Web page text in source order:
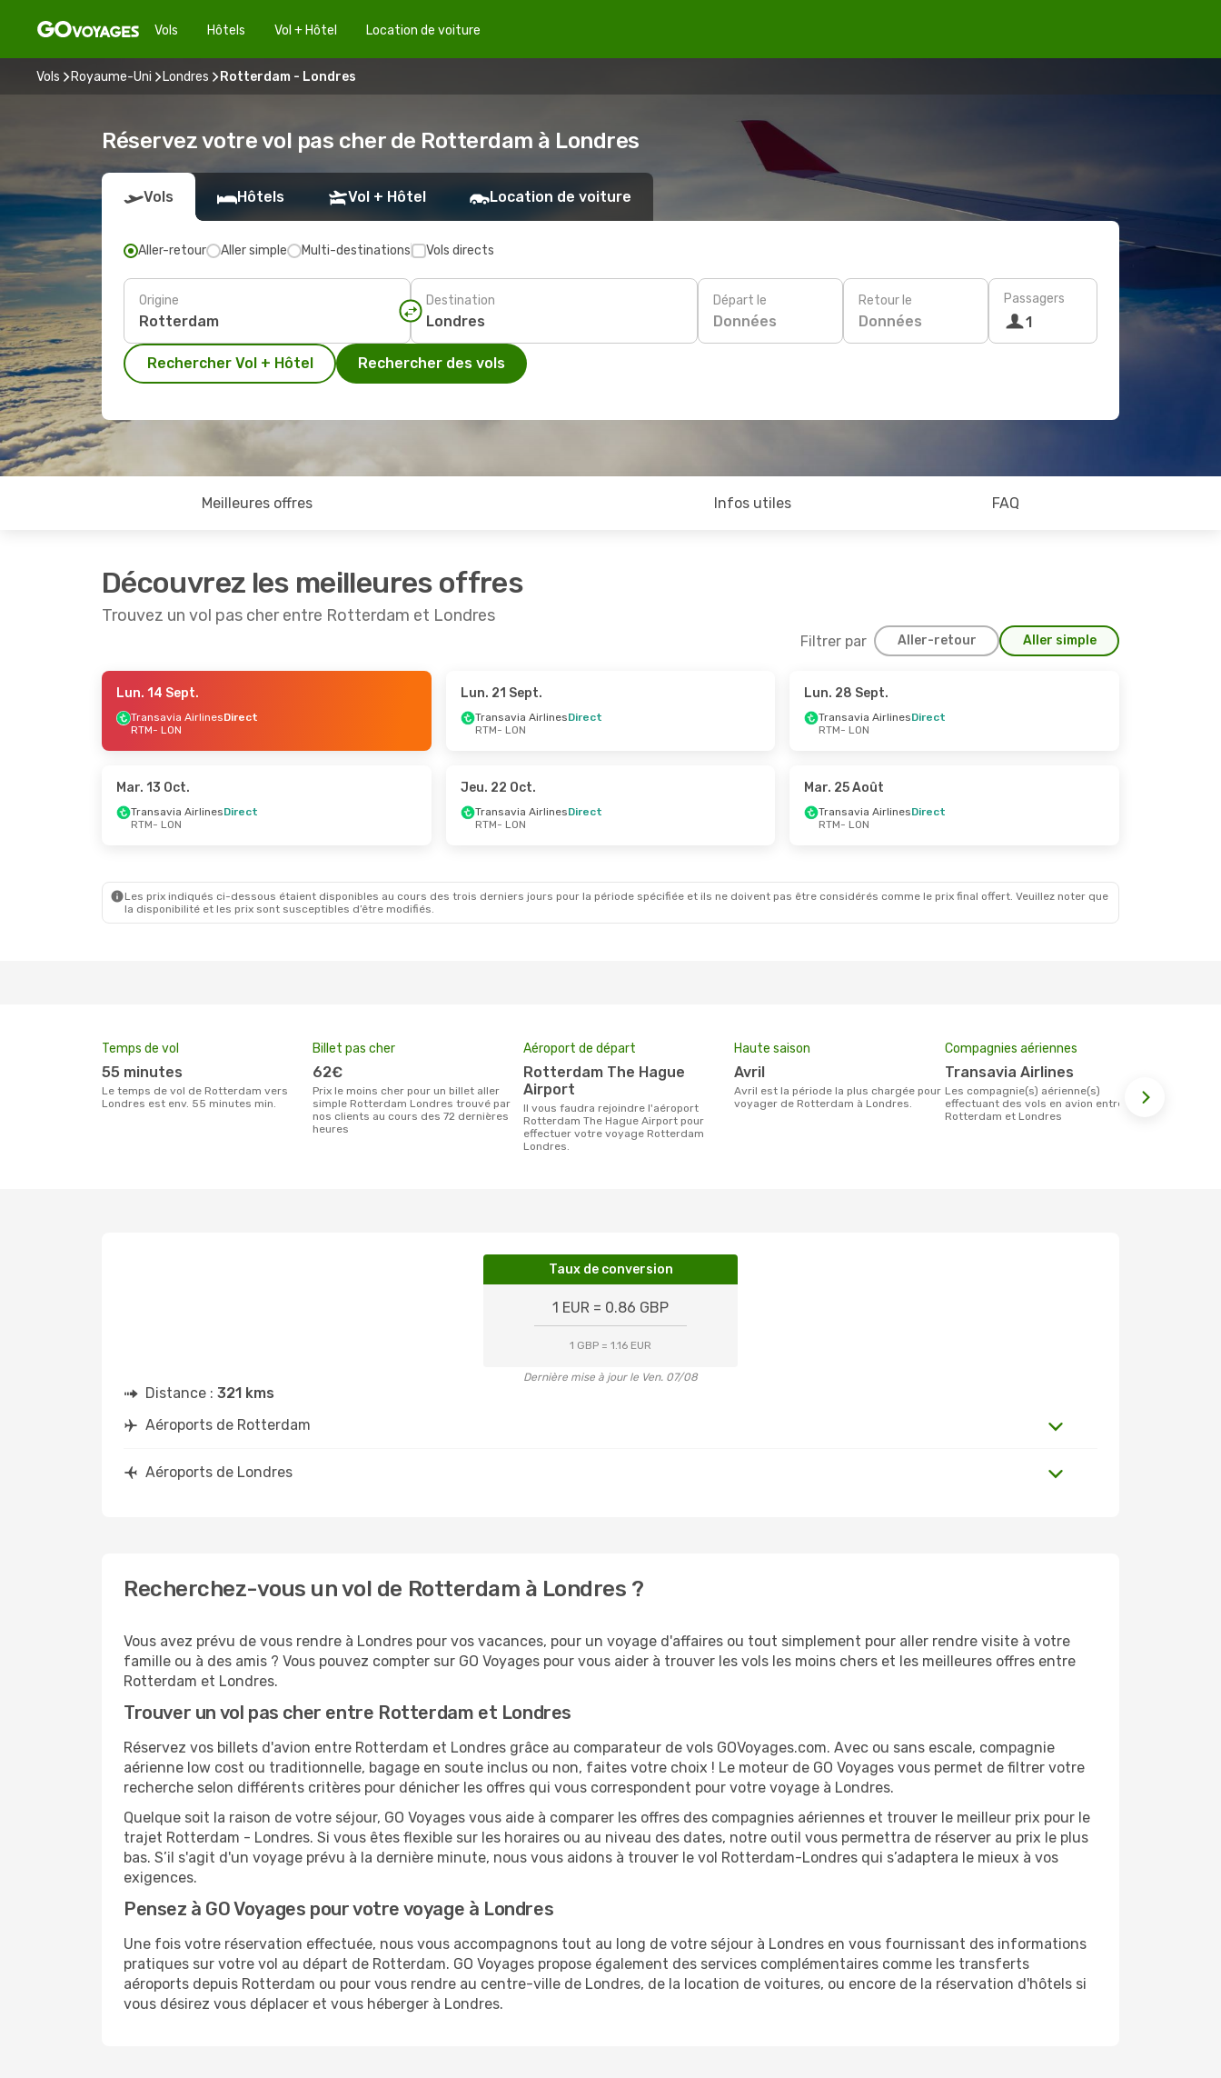
Vols Hôtels Vol + Hôtel Location de voiture
Vols Royaume-Uni Londres Rotterdam - Londres
Réservez votre vol pas cher de Rotterdam à Londres
Vols Hôtels Vol + Hôtel Location de voiture
Aller-retour Aller simple Multi-destinations Vols directs
Origine Destination Départ le
Données
Retour le
Données
Passagers
1
Rechercher Vol + Hôtel Rechercher des vols
Meilleures offres Infos utiles FAQ
Découvrez les meilleures offres
Trouvez un vol pas cher entre Rotterdam et Londres
Filtrer par Aller-retour Aller simple
- Lun. 14 Sept.
Direct
- Mer. 23 Sept.
Direct
- Mer. 30 Sept.
Direct
- Dim. 30 Août - Dim. 1 Nov. - Jeu. 22 Oct.
LON
- RTM
Lun. 14 Sept.
Transavia AirlinesDirect
RTM- LON
Lun. 21 Sept.
Transavia AirlinesDirect
RTM- LON
Lun. 28 Sept.
Transavia AirlinesDirect
RTM- LON
Mar. 13 Oct.
Transavia AirlinesDirect
RTM- LON
Jeu. 22 Oct.
Transavia AirlinesDirect
RTM- LON
Mar. 25 Août
Transavia AirlinesDirect
RTM- LON
Les prix indiqués ci-dessous étaient disponibles au cours des trois derniers jours pour la période spécifiée et ils ne doivent pas être considérés comme le prix final offert. Veuillez noter que
la disponibilité et les prix sont susceptibles d’être modifiés.
Temps de vol
55 minutes
Le temps de vol de Rotterdam vers
Londres est env. 55 minutes min.
Billet pas cher
62€
Prix le moins cher pour un billet aller
simple Rotterdam Londres trouvé par
nos clients au cours des 72 dernières
heures
Aéroport de départ
Rotterdam The Hague
Airport
Il vous faudra rejoindre l'aéroport
Rotterdam The Hague Airport pour
effectuer votre voyage Rotterdam
Londres.
Haute saison
avril
avril est la période la plus chargée pour
voyager de Rotterdam à Londres.
Compagnies aériennes
Transavia Airlines
Les compagnie(s) aérienne(s)
effectuant des vols en avion entre
Rotterdam et Londres
Taux de conversion
1 EUR = 0.86 GBP
1 GBP = 1.16 EUR
Dernière mise à jour le Ven. 07/08
Distance : 321 kms
Aéroports de Rotterdam
Aéroports de Londres
Recherchez-vous un vol de Rotterdam à Londres ?
Vous avez prévu de vous rendre à Londres pour vos vacances, pour un voyage d'affaires ou tout simplement pour aller rendre visite à votre
famille ou à des amis ? Vous pouvez compter sur GO Voyages pour vous aider à trouver les vols les moins chers et les meilleures offres entre
Rotterdam et Londres.
Trouver un vol pas cher entre Rotterdam et Londres
Réservez vos billets d'avion entre Rotterdam et Londres grâce au comparateur de vols GOVoyages.com. Avec ou sans escale, compagnie
aérienne low cost ou traditionnelle, bagage en soute inclus ou non, faites votre choix ! Le moteur de GO Voyages vous permet de filtrer votre
recherche selon différents critères pour dénicher les offres qui vous correspondent pour votre voyage à Londres.
Quelque soit la raison de votre séjour, GO Voyages vous aide à comparer les offres des compagnies aériennes et trouver le meilleur prix pour le
trajet Rotterdam - Londres. Si vous êtes flexible sur les horaires ou au niveau des dates, notre outil vous permettra de réserver au prix le plus
bas. S’il s'agit d'un voyage prévu à la dernière minute, nous vous aidons à trouver le vol Rotterdam-Londres qui s’adaptera le mieux à vos
exigences.
Pensez à GO Voyages pour votre voyage à Londres
Une fois votre réservation effectuée, nous vous accompagnons tout au long de votre séjour à Londres en vous fournissant des informations
pratiques sur votre vol au départ de Rotterdam. GO Voyages propose également des services complémentaires comme les transferts
aéroports depuis Rotterdam ou pour vous rendre au centre-ville de Londres, de la location de voitures, ou encore de la réservation d'hôtels si
vous désirez vous déplacer et vous héberger à Londres.